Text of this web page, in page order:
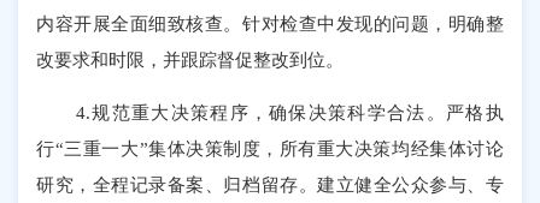
内容开展全面细致核查。针对检查中发现的问题，明确整
改要求和时限，并跟踪督促整改到位。
4.规范重大决策程序，确保决策科学合法。严格执
行“三重一大”集体决策制度，所有重大决策均经集体讨论
研究，全程记录备案、归档留存。建立健全公众参与、专